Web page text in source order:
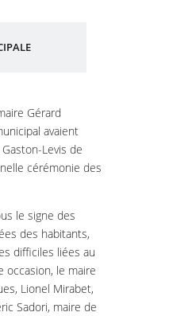
Gérard
avaient
Levis de
cérémonie des
le signe des
des habitants,
difficiles liées au
occasion, le maire
Lionel Mirabet,
Sadori, maire de